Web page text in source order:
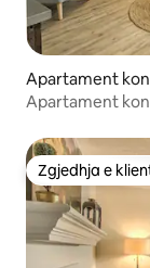
Apartament
Apartament
Zgjedhja e
Zgjedhja e